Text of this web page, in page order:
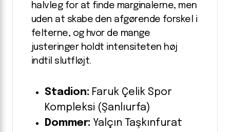
halvleg for at finde marginalerne, men
uden at skabe den afgørende forskel i
felterne, og hvor de mange
justeringer holdt intensiteten høj
indtil slutfløjt.
Stadion: Faruk Çelik Spor
Kompleksi (Şanlıurfa)
Dommer: Yalçın Taşkınfurat